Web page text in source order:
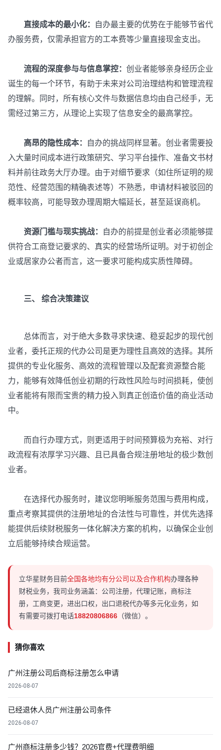
直接成本的最小化：
自办最主要的优势在于能够节省代
办服务费，仅需承担官方的工本费等少量直接现金支出。
流程的深度参与与信息掌控： 创业者能够亲身经历企业
诞生的每一个环节，有助于未来对公司治理结构和管理流程
的理解。同时，所有核心文件与数据信息均由自己经手，无
需经过第三方，从理论上实现了信息安全的最高掌控。
高昂的隐性成本：
自办的挑战同样显著。创业者需要投
入大量时间成本进行政策研究、学习平台操作、准备文书材
料并前往政务大厅办理。由于对细节要求（如住所证明的规
范性、经营范围的精确表述等）不熟悉，申请材料被驳回的
概率较高，可能导致办理周期大幅延长，甚至延误商机。
资源门槛与现实挑战：
自办的前提是创业者必须能够提
供符合工商登记要求的、真实的经营场所证明。对于初创企
业或居家办公者而言，这一要求可能构成实质性障碍。
三、 综合决策建议
总体而言，对于绝大多数寻求快速、稳妥起步的现代创
业者，委托正规的代办公司是更为理性且高效的选择。其所
提供的专业化服务、高效的流程管理以及配套资源整合能
力，能够有效降低创业初期的行政性风险与时间损耗，使创
业者能将有限而宝贵的精力投入到真正创造价值的商业活动
中。
而自行办理方式，则更适用于时间预算极为充裕、对行
政流程有浓厚学习兴趣、且已具备合规注册地址的极少数创
业者。
在选择代办服务时，建议您明晰服务范围与费用构成，
重点考察其提供的注册地址的合法性与可靠性，并优先选择
能提供后续财税服务一体化解决方案的机构，以确保企业创
立后能够持续合规运营。
立华星财务目前全国各地均有分公司以及合作机构办理各种
财税业务，我司业务涵盖：公司注册，代理记账，商标注
册，工商变更，进出口权，出口退税代办等多元化业务，如
有需要可拨打电话18820806866 （微信）。
猜你喜欢
广州注册公司后商标注册怎么申请
2026-08-07
已经退休人员广州注册公司条件
2026-08-07
广州商标注册多少钱？2026官费+代理费明细